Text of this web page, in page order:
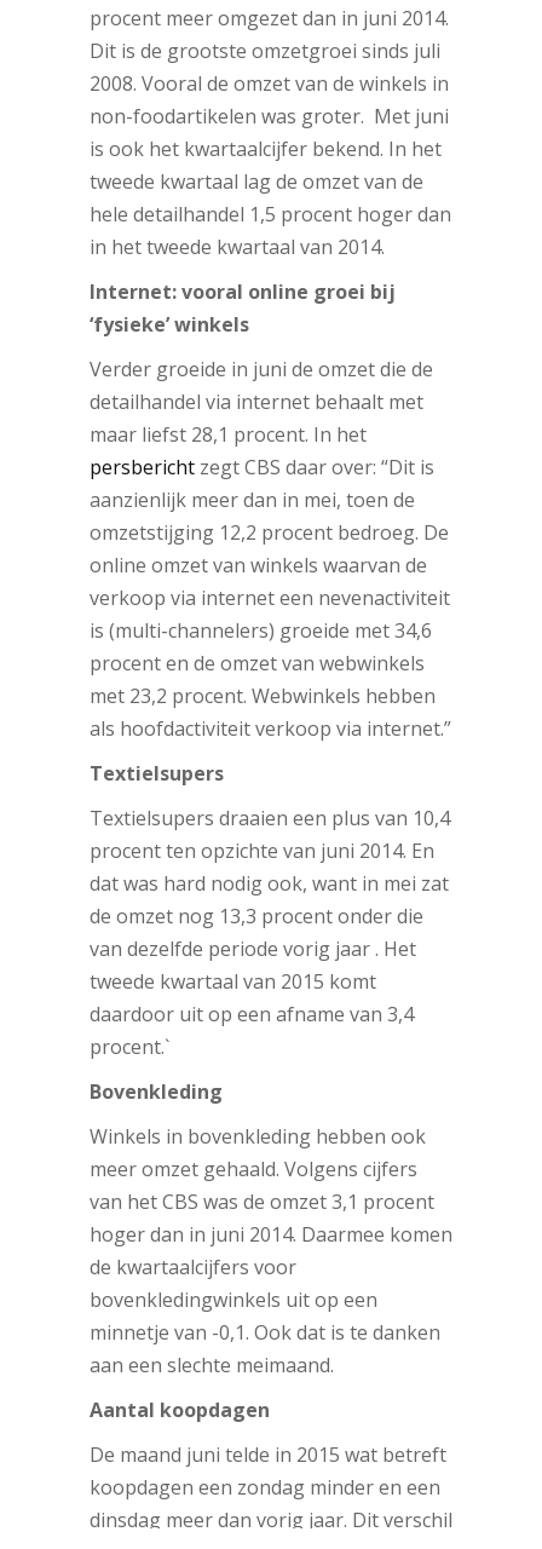
procent meer omgezet dan in juni 2014.
Dit is de grootste omzetgroei sinds juli
2008. Vooral de omzet van de winkels in
non-foodartikelen was groter. Met juni
is ook het kwartaalcijfer bekend. In het
tweede kwartaal lag de omzet van de
hele detailhandel 1,5 procent hoger dan
in het tweede kwartaal van 2014.
Internet: vooral online groei bij
‘fysieke’ winkels
Verder groeide in juni de omzet die de
detailhandel via internet behaalt met
maar liefst 28,1 procent. In het
persbericht zegt CBS daar over: “Dit is
aanzienlijk meer dan in mei, toen de
omzetstijging 12,2 procent bedroeg. De
online omzet van winkels waarvan de
verkoop via internet een nevenactiviteit
is (multi-channelers) groeide met 34,6
procent en de omzet van webwinkels
met 23,2 procent. Webwinkels hebben
als hoofdactiviteit verkoop via internet.”
Textielsupers
Textielsupers draaien een plus van 10,4
procent ten opzichte van juni 2014. En
dat was hard nodig ook, want in mei zat
de omzet nog 13,3 procent onder die
van dezelfde periode vorig jaar . Het
tweede kwartaal van 2015 komt
daardoor uit op een afname van 3,4
procent.`
Bovenkleding
Winkels in bovenkleding hebben ook
meer omzet gehaald. Volgens cijfers
van het CBS was de omzet 3,1 procent
hoger dan in juni 2014. Daarmee komen
de kwartaalcijfers voor
bovenkledingwinkels uit op een
minnetje van -0,1. Ook dat is te danken
aan een slechte meimaand.
Aantal koopdagen
De maand juni telde in 2015 wat betreft
koopdagen een zondag minder en een
dinsdag meer dan vorig jaar. Dit verschil